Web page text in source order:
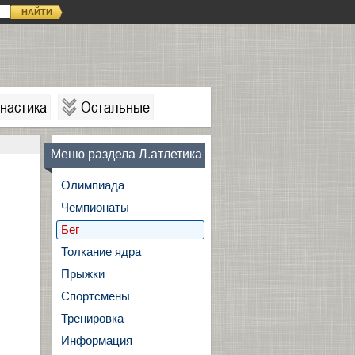
НАЙТИ
Остальные
Меню раздела Л.атлетика
Олимпиада
Чемпионаты
Бег
Толкание ядра
Прыжки
Спортсмены
Тренировка
Информация